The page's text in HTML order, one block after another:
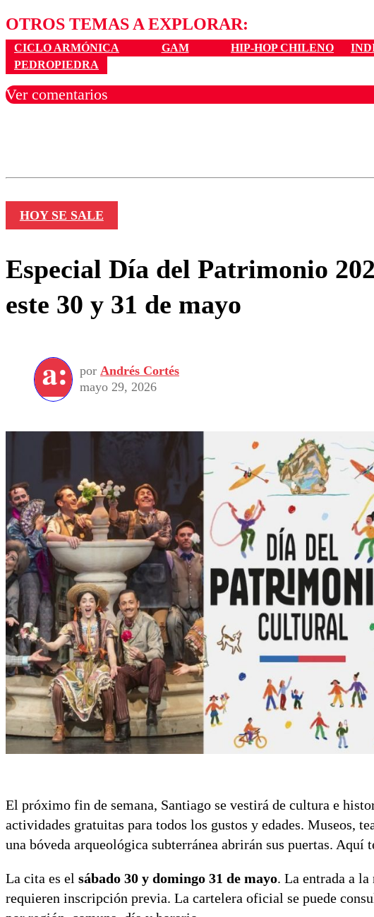
OTROS TEMAS A EXPLORAR:
CICLO ARMÓNICA GAM HIP-HOP CHILENO
PEDROPIEDRA
Ver comentarios
HOY SE SALE
Especial Día del Patrimonio
este 30 y 31 de mayo
por Andrés Cortés
mayo 29, 2026
El próximo fin de semana, Santiago se vestirá de cultura e
actividades gratuitas para todos los gustos y edades. Museos,
una bóveda arqueológica subterránea abrirán sus puertas. Aquí
La cita es el sábado 30 y domingo 31 de mayo. La entrada a
requieren inscripción previa. La cartelera oficial se puede